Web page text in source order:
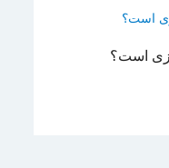
است؟